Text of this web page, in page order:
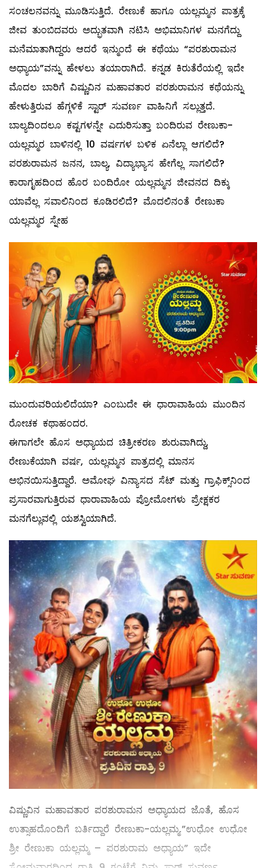
ಸಂಚಲನವನ್ನು ಮೂಡಿಸುತ್ತಿದೆ. ರೇಣುಕೆ ಹಾಗೂ ಯಲ್ಲಮ್ಮನ ಪಾತ್ರಕ್ಕೆ
ಜೀವ ತುಂಬಿದವರು ಅದ್ಭುತವಾಗಿ ನಟಿಸಿ ಅಭಿಮಾನಿಗಳ ಮನಗೆದ್ದು
ಮನೆಮಾತಾಗಿದ್ದರು ಆದರೆ ಇನ್ಮುಂದೆ ಈ ಕಥೆಯು “ಪರಶುರಾಮನ
ಅಧ್ಯಾಯ”ವನ್ನು ಹೇಳಲು ತಯಾರಾಗಿದೆ. ಕನ್ನಡ ಕಿರುತೆರೆಯಲ್ಲಿ ಇದೇ
ಮೊದಲ ಬಾರಿಗೆ ವಿಷ್ಣುವಿನ ಮಹಾವತಾರ ಪರಶುರಾಮನ ಕಥೆಯನ್ನು
ಹೇಳುತ್ತಿರುವ ಹೆಗ್ಗಳಿಕೆ ಸ್ಟಾರ್ ಸುವರ್ಣ ವಾಹಿನಿಗೆ ಸಲ್ಲುತ್ತದೆ.
ಬಾಲ್ಯದಿಂದಲೂ ಕಷ್ಟಗಳನ್ನೇ ಎದುರಿಸುತ್ತಾ ಬಂದಿರುವ ರೇಣುಕಾ-
ಯಲ್ಲಮ್ಮರ ಬಾಳಿನಲ್ಲಿ 10 ವರ್ಷಗಳ ಬಳಿಕ ಏನೆಲ್ಲಾ ಆಗಲಿದೆ?
ಪರಶುರಾಮನ ಜನನ, ಬಾಲ್ಯ, ವಿದ್ಯಾಭ್ಯಾಸ ಹೇಗೆಲ್ಲ ಸಾಗಲಿದೆ?
ಕಾರಾಗೃಹದಿಂದ ಹೊರ ಬಂದಿರೋ ಯಲ್ಲಮ್ಮನ ಜೀವನದ ದಿಕ್ಕು
ಯಾವೆಲ್ಲ ಸವಾಲಿನಿಂದ ಕೂಡಿರಲಿದೆ? ಮೊದಲಿನಂತೆ ರೇಣುಕಾ
ಯಲ್ಲಮ್ಮರ ಸ್ನೇಹ
ಮುಂದುವರಿಯಲಿದೆಯಾ? ಎಂಬುದೇ ಈ ಧಾರಾವಾಹಿಯ ಮುಂದಿನ
ರೋಚಕ ಕಥಾಹಂದರ.
ಈಗಾಗಲೇ ಹೊಸ ಅಧ್ಯಾಯದ ಚಿತ್ರೀಕರಣ ಶುರುವಾಗಿದ್ದು,
ರೇಣುಕೆಯಾಗಿ ವರ್ಷ, ಯಲ್ಲಮ್ಮನ ಪಾತ್ರದಲ್ಲಿ ಮಾನಸ
ಅಭಿನಯಿಸುತ್ತಿದ್ದಾರೆ. ಅಮೋಘ ವಿನ್ಯಾಸದ ಸೆಟ್‌ ಮತ್ತು ಗ್ರಾಫಿಕ್ಸ್‌ನಿಂದ
ಪ್ರಸಾರವಾಗುತ್ತಿರುವ ಧಾರಾವಾಹಿಯ ಪ್ರೋಮೋಗಳು ಪ್ರೇಕ್ಷಕರ
ಮನಗೆಲ್ಲುವಲ್ಲಿ ಯಶಸ್ವಿಯಾಗಿದೆ.
ವಿಷ್ಣುವಿನ ಮಹಾವತಾರ ಪರಶುರಾಮನ ಅಧ್ಯಾಯದ ಜೊತೆ, ಹೊಸ
ಉತ್ಸಾಹದೊಂದಿಗೆ ಬರ್ತಿದ್ದಾರೆ ರೇಣುಕಾ-ಯಲ್ಲಮ್ಮ.”ಉಧೋ ಉಧೋ
ಶ್ರೀ ರೇಣುಕಾ ಯಲ್ಲಮ್ಮ – ಪರಶುರಾಮ ಅಧ್ಯಾಯ” ಇದೇ